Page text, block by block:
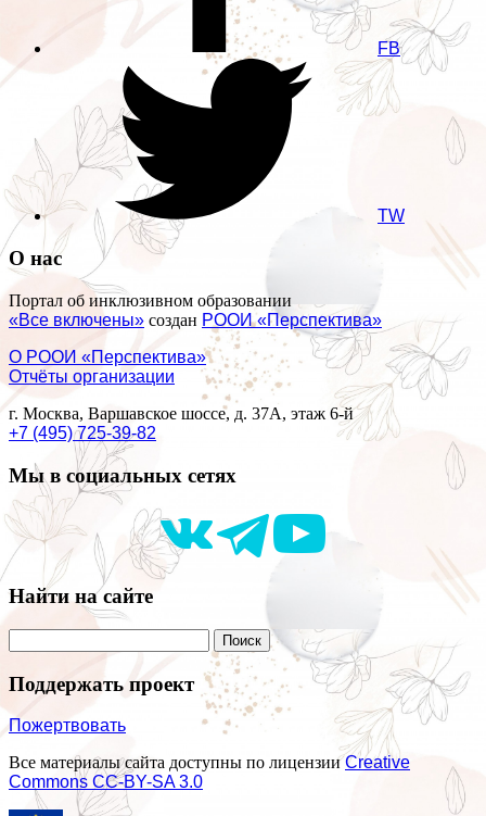
FB
TW
О нас
Портал об инклюзивном образовании
«Все включены» создан РООИ «Перспектива»
О РООИ «Перспектива»
Отчёты организации
г. Москва, Варшавское шоссе, д. 37А, этаж 6-й
+7 (495) 725-39-82
Мы в социальных сетях
Найти на сайте
Поддержать проект
Пожертвовать
Все материалы сайта доступны по лицензииCreative
Commons СС-BY-SA 3.0